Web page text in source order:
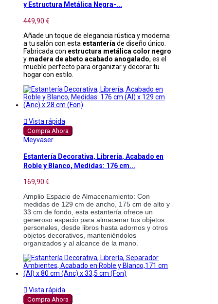
y Estructura Metálica Negra-...
449,90 €
Añade un toque de elegancia rústica y moderna
a tu salón con esta estantería de diseño único.
Fabricada con estructura metálica color negro
y madera de abeto acabado anogalado, es el
mueble perfecto para organizar y decorar tu
hogar con estilo.
 Vista rápida
Compra Ahora
Meyvaser
Estantería Decorativa, Librería, Acabado en
Roble y Blanco, Medidas: 176 cm...
169,90 €
Amplio Espacio de Almacenamiento: Con
medidas de 129 cm de ancho, 175 cm de alto y
33 cm de fondo, esta estantería ofrece un
generoso espacio para almacenar tus objetos
personales, desde libros hasta adornos y otros
objetos decorativos, manteniéndolos
organizados y al alcance de la mano.
 Vista rápida
Compra Ahora